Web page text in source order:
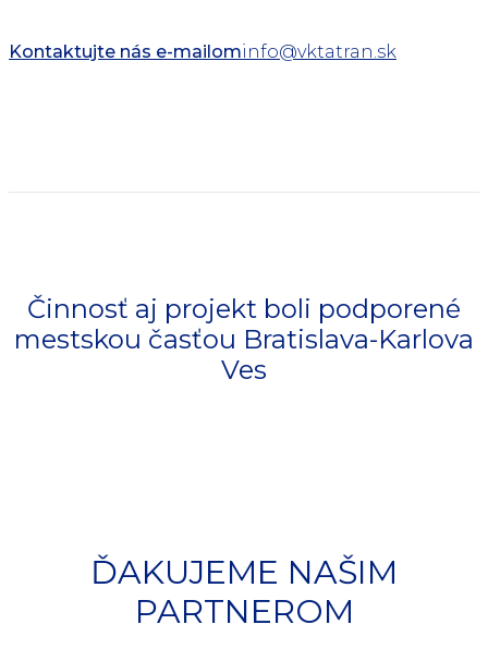
Kontaktujte nás e-mailominfo@vktatran.sk
Činnosť aj projekt boli podporené
mestskou časťou Bratislava-Karlova
Ves
ĎAKUJEME NAŠIM
PARTNEROM